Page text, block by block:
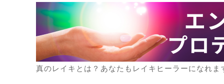
真のレイキとは？あなたもレイキヒーラーになれま